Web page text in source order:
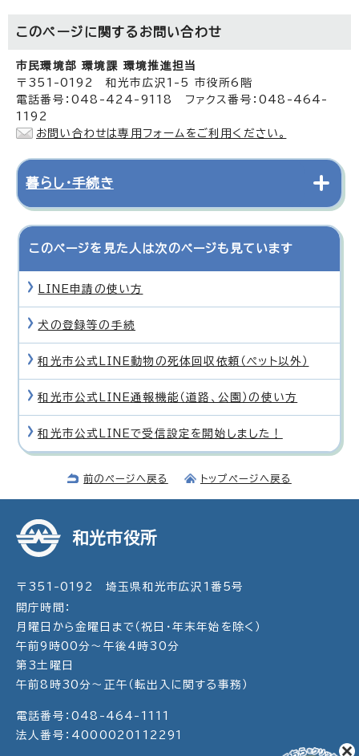
このページに関する お問い合わせ
市民環境部 環境課 環境推進担当
〒351-0192 和光市広沢1-5 市役所6階
電話番号：048-424-9118 ファクス番号：048-464-
1192
お問い合わせは専用フォームをご利用ください。
暮らし・手続き
このページを見た人は次のページも見ています
LINE申請の使い方
犬の登録等の手続
和光市公式LINE動物の死体回収依頼（ペット以外）
和光市公式LINE通報機能（道路、公園）の使い方
和光市公式LINEで受信設定を開始しました！
前のページへ戻る トップページへ戻る
和光市役所
〒351-0192 埼玉県和光市広沢1番5号
開庁時間：
月曜日から金曜日まで（祝日・年末年始を除く）
午前9時00分～午後4時30分
第3土曜日
午前8時30分～正午（転出入に関する事務）
電話番号：048-464-1111
法人番号：4000020112291